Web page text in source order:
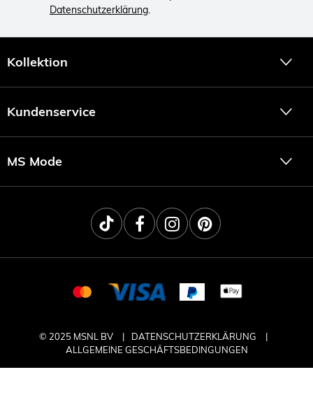
Datenschutzerklärung.
Kollektion
Kundenservice
MS Mode
© 2025 MSNL BV
DATENSCHUTZERKLÄRUNG
ALLGEMEINE GESCHÄFTSBEDINGUNGEN